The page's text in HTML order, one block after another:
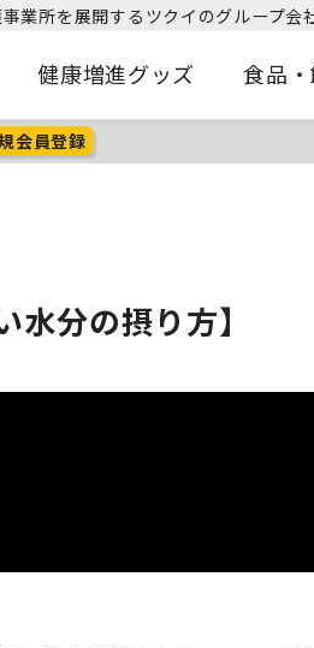
業所を展開するツクイのグループ会
健康増進グッズ 食品
会員登録
分の摂り方】